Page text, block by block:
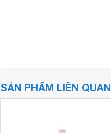
SẢN PHẨM LIÊN QUAN